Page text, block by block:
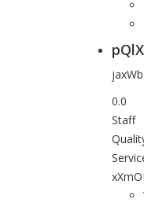
0.0
Staff